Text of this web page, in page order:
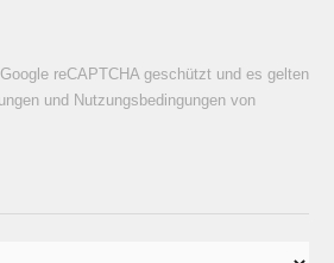
reCAPTCHA geschützt und es gelten
und Nutzungsbedingungen von